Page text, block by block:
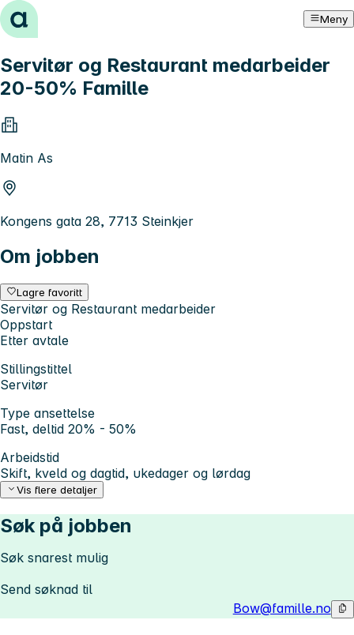
Hopp til innhold Meny
Servitør og Restaurant medarbeider
20-50% Famille
Matin As
Kongens gata 28, 7713 Steinkjer
Om jobben
Lagre favoritt
Servitør og Restaurant medarbeider
Oppstart
Etter avtale
Stillingstittel
Servitør
Type ansettelse
Fast, deltid 20% - 50%
Arbeidstid
Skift, kveld og dagtid, ukedager og lørdag
Vis flere detaljer
Søk på jobben
Søk snarest mulig
Send søknad til
Bow@famille.no